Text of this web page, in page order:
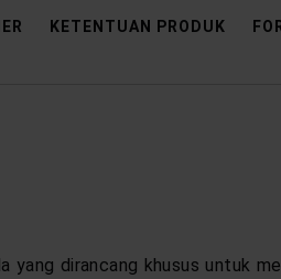
KETENTUAN PRODUK
yang dirancang khusus untuk